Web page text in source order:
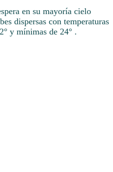
en su mayoría cielo
dispersas con temperaturas
y mínimas de 24° .